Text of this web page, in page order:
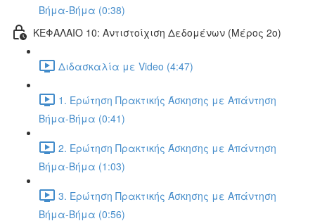
Βήμα-Βήμα (0:38)
ΚΕΦΑΛΑΙΟ 10: Αντιστοίχιση Δεδομένων (Μέρος 2ο)
Διδασκαλία με Video (4:47)
1. Ερώτηση Πρακτικής Άσκησης με Απάντηση
Βήμα-Βήμα (0:41)
2. Ερώτηση Πρακτικής Άσκησης με Απάντηση
Βήμα-Βήμα (1:03)
3. Ερώτηση Πρακτικής Άσκησης με Απάντηση
Βήμα-Βήμα (0:56)